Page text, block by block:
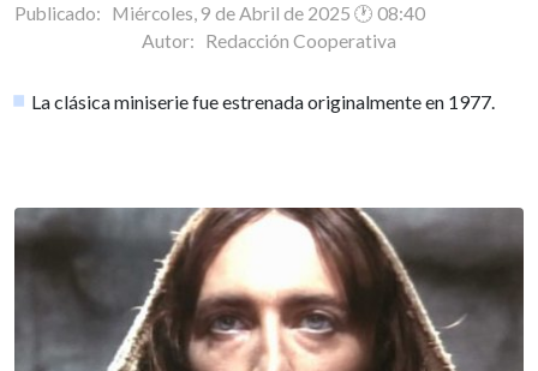
Publicado: Miércoles, 9 de Abril de 2025 🕐 08:40
Autor: Redacción Cooperativa
La clásica miniserie fue estrenada originalmente en 1977.